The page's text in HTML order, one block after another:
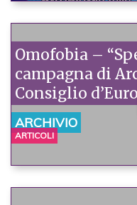
Omofobia –
campagna di
Consiglio
senatori per
della legge
ARCHIVIO
ARTICOLI